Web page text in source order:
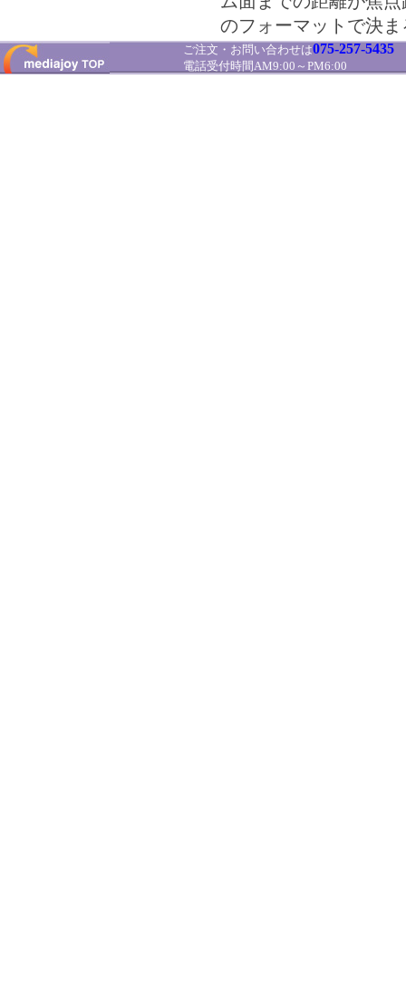
のフォーマットで決
ご注文・お問い合わせは075-257-5435
電話受付時間AM9:00～PM6:00